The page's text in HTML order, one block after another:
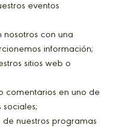
eventos
con una
información;
sitios web o
comentarios en uno de
sociales;
nuestros programas